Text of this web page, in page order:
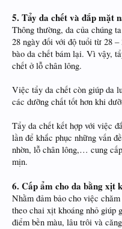
5. Tẩy da chết và đắp mặt
Thông thường, da của chúng
28 ngày đối với độ tuổi từ 28
bào da chết bám lại. Vì vậy,
chết ở lỗ chân lông.
Việc tẩy da chết còn giúp da
các dưỡng chất tốt hơn khi
Tẩy da chết kết hợp với việc
lần để khắc phục những vấn
nhờn, lỗ chân lông,… cung
mịn.
6. Cấp ẩm cho da bằng xịt
Nhằm đảm bảo cho việc
theo chai xịt khoáng nhỏ giúp
điểm bền màu, lâu trôi và